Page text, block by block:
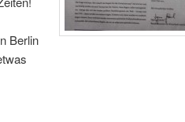
Berlin